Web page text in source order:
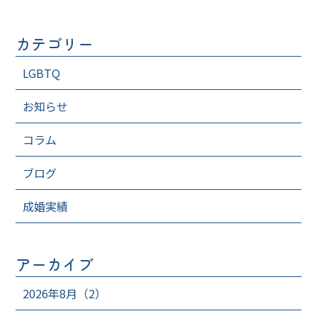
カテゴリー
LGBTQ
お知らせ
コラム
ブログ
成婚実績
アーカイブ
2026年8月（2）